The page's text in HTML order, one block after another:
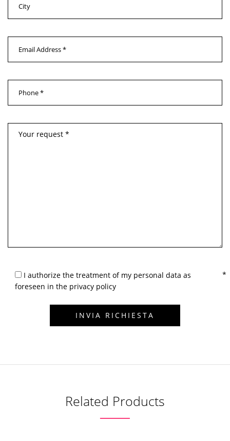
I authorize the treatment of my personal data as
foreseen in the privacy policy
Related Products